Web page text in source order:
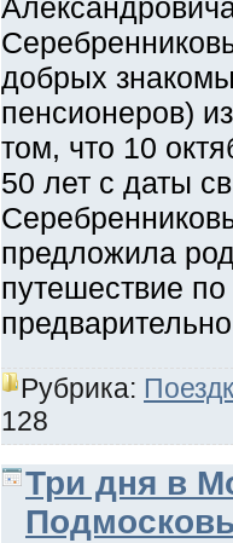
добрых
пенсионеров)
том, что 10
50 лет с даты
предложила
путешествие
Рубрика:
128
Три дня в